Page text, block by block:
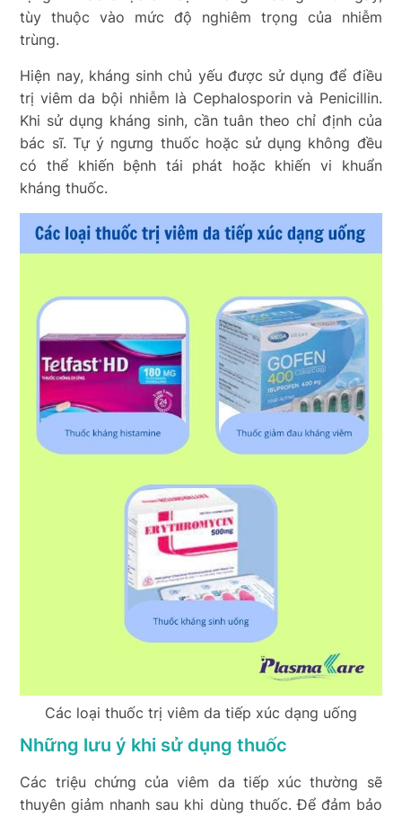
tùy thuộc vào mức độ nghiêm trọng của nhiễm
trùng.
Hiện nay, kháng sinh chủ yếu được sử dụng để điều
trị viêm da bội nhiễm là Cephalosporin và Penicillin.
Khi sử dụng kháng sinh, cần tuân theo chỉ định của
bác sĩ. Tự ý ngưng thuốc hoặc sử dụng không đều
có thể khiến bệnh tái phát hoặc khiến vi khuẩn
kháng thuốc.
Các loại thuốc trị viêm da tiếp xúc dạng uống
Những lưu ý khi sử dụng thuốc
Các triệu chứng của viêm da tiếp xúc thường sẽ
thuyên giảm nhanh sau khi dùng thuốc. Để đảm bảo